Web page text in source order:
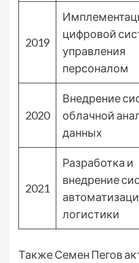
2019
цифровой
управления
персоналом
2020
Внедрение
облачной
данных
2021
Разработка и
внедрение
логистики
Также Семен Пегов